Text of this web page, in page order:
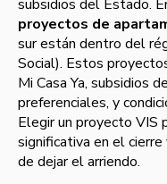
subsidios del Estado.
proyectos de
sur están dentro del
Social). Estos
Mi Casa Ya, subsidios
preferenciales, y
Elegir un proyecto VIS
significativa en el
de dejar el arriendo.